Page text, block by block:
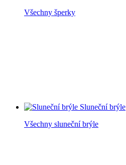
Všechny šperky
Sluneční brýle
Všechny sluneční brýle